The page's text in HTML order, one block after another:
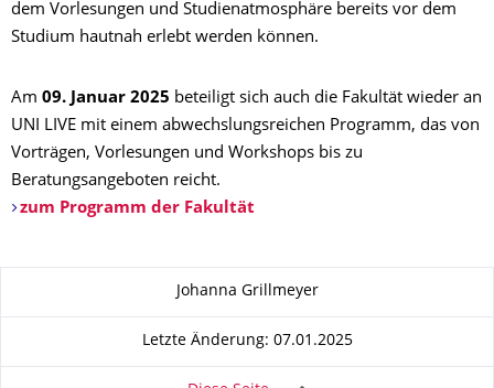
dem Vorlesungen und Studienatmosphäre bereits vor dem
Studium hautnah erlebt werden können.
Am 09. Januar 2025 beteiligt sich auch die Fakultät wieder an
UNI LIVE mit einem abwechslungsreichen Programm, das von
Vorträgen, Vorlesungen und Workshops bis zu
Beratungsangeboten reicht.
zum Programm der Fakultät
Johanna Grillmeyer
Letzte Änderung: 07.01.2025